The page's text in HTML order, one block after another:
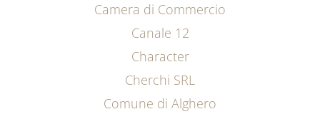
Camera di Commercio
Canale 12
Character
Cherchi SRL
Comune di Alghero